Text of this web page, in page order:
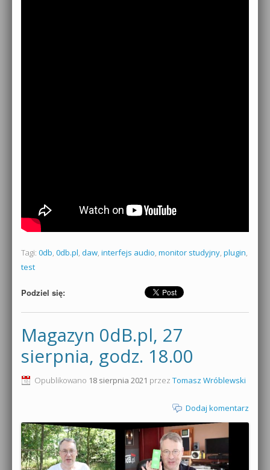
Tagi: 0db, 0db.pl, daw, interfejs audio, monitor studyjny, plugin,
test
Podziel się:
Magazyn 0dB.pl, 27
sierpnia, godz. 18.00
Opublikowano 18 sierpnia 2021 przez Tomasz Wróblewski
Dodaj komentarz